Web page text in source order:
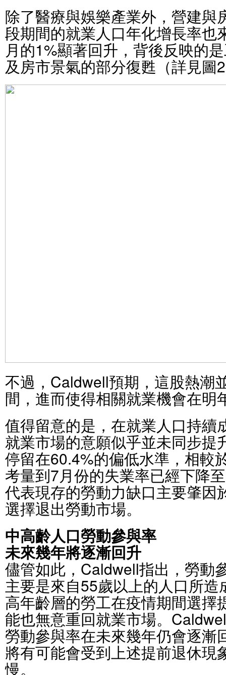
除了醫療與娛樂產業外，營建與
段期間的就業人口年化增長率也
月的1%顯著回升，背後反映的
及房市景氣的部分復甦（詳見圖
不過，Caldwell預期，這股熱潮
間，進而使得相關就業機會在明
值得留意的是，在就業人口持續
就業市場的意願似乎並未同步提
停留在60.4%的偏低水準，相較
考量到7月份的失業率已經下降
代表現存的勞動力缺口主要肇因
選擇退出勞動市場。
中高齡人口勞動參與率
未來幾年將逐漸回升
儘管如此，Caldwell指出，勞動
主要是來自55歲以上的人口所
高年齡層的勞工在疫情期間選擇
能也無意重回就業市場。
勞動參與率在未來幾年仍會逐漸
將有可能會受到上述提前退休現
慢。